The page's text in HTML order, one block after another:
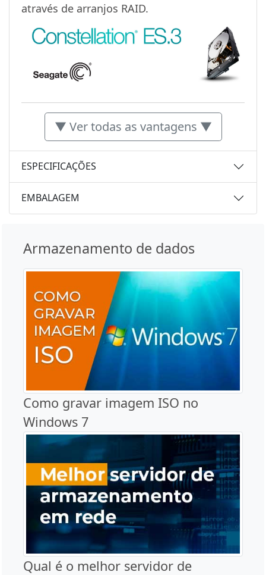
através de arranjos RAID.
▼ Ver todas as vantagens ▼
ESPECIFICAÇÕES
EMBALAGEM
Armazenamento de dados
Como gravar imagem ISO no
Windows 7
Qual é o melhor servidor de